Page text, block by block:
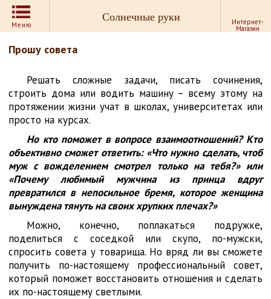
Меню
Солнечные руки Интернет-
Магазин
Прошу совета
Решать сложные задачи, писать сочинения,
строить дома или водить машину – всему этому на
протяжении жизни учат в школах, университетах или
просто на курсах.
Но кто поможет в вопросе взаимоотношений? Кто
объективно сможет ответить: «Что нужно сделать, чтоб
муж с вожделением смотрел только на тебя?» или
«Почему любимый мужчина из принца вдруг
превратился в непосильное бремя, которое женщина
вынуждена тянуть на своих хрупких плечах?»
Можно, конечно, поплакаться подружке,
поделиться с соседкой или скупо, по-мужски,
спросить совета у товарища. Но вряд ли вы сможете
получить по-настоящему профессиональный совет,
который поможет восстановить отношения и сделать
их по-настоящему светлыми.